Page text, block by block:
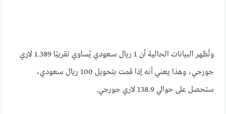
وتُظهر البيانات الحالية أن 1 ريال سعودي يُساوي تقريبًا 1.389 لاري
جورجي، وهذا يعني أنه إذا قمت بتحويل 100 ريال سعودي،
ستحصل على حوالي 138.9 لاري جورجي.